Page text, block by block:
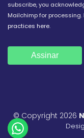
subscribe, you
Mailchimp for processing.
practices here.
© Copyright 2026